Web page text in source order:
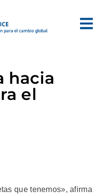
hacia
el
que tenemos», afirma